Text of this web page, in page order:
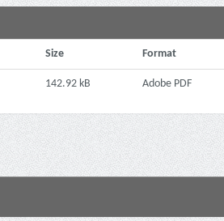
Size Format
142.92 kB Adobe PDF